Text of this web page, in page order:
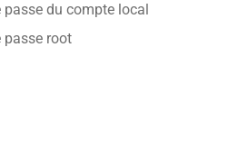
du compte local
passe root